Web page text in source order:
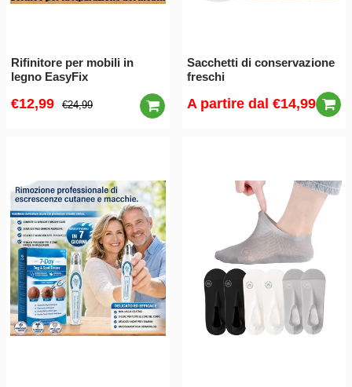
Rifinitore per mobili in
legno EasyFix
€12,99 €24,99
Sacchetti di conservazione
freschi
A partire dal €14,99